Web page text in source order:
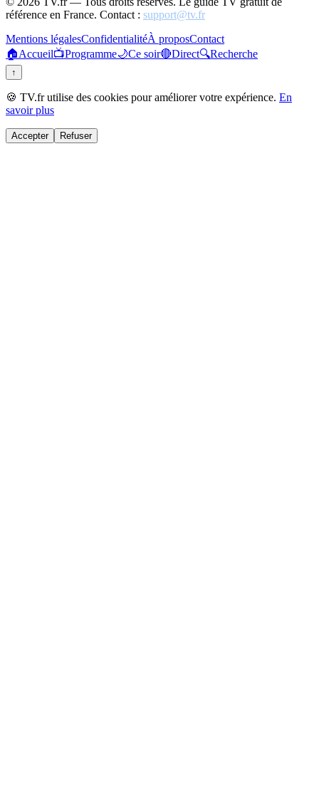
référence en France. Contact : support@tv.fr
Mentions légalesConfidentialitéÀ proposContact
🏠Accueil📺Programme🌙Ce soir🔴Direct🔍Recherche
↑
🍪 TV.fr utilise des cookies pour améliorer votre expérience. En
savoir plus
Accepter Refuser